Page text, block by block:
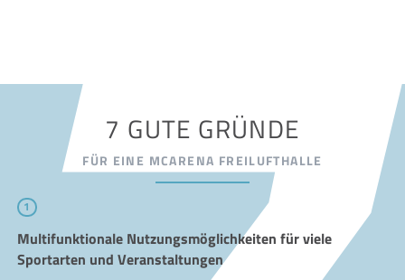
7 GUTE GRÜNDE
FÜR EINE MCARENA FREILUFTHALLE
1
Multifunktionale Nutzungsmöglichkeiten für viele
Sportarten und Veranstaltungen